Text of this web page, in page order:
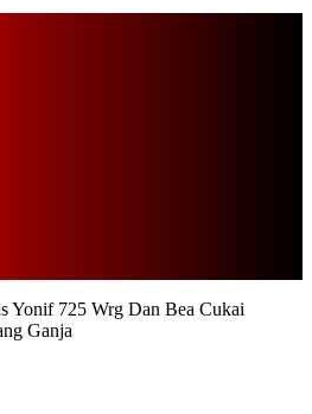
Yonif 725 Wrg Dan Bea Cukai
Ganja